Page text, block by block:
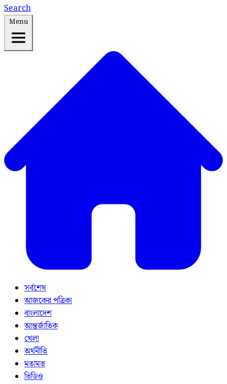
Search
Menu
সর্বশেষ
আজকের পত্রিকা
বাংলাদেশ
আন্তর্জাতিক
খেলা
অর্থনীতি
মতামত
ভিডিও